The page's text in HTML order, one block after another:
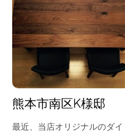
About us
for Business
Recruit
Contact
熊本市南区K様邸
最近、当店オリジナルのダイ